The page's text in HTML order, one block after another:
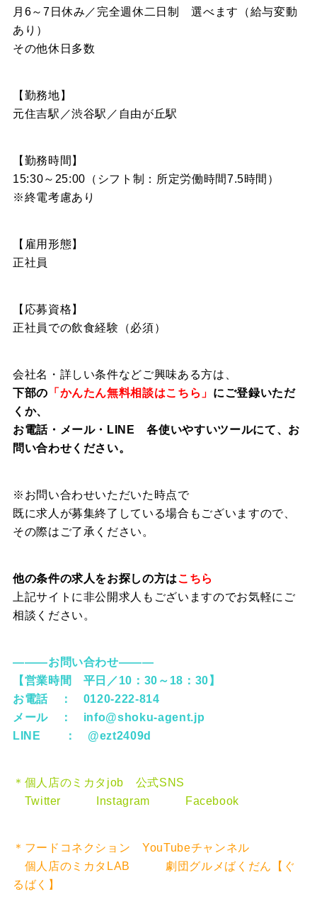
月6～7日休み／完全週休二日制 選べます（給与変動
あり）
その他休日多数
【勤務地】
元住吉駅／渋谷駅／自由が丘駅
【勤務時間】
15:30～25:00（シフト制：所定労働時間7.5時間）
※終電考慮あり
【雇用形態】
正社員
【応募資格】
正社員での飲食経験（必須）
会社名・詳しい条件などご興味ある方は、
下部の 「かんたん無料相談はこちら」 にご登録いただ
くか、
お電話・メール・LINE 各使いやすいツールにて、お
問い合わせください。
※お問い合わせいただいた時点で
既に求人が募集終了している場合もございますので、
その際はご了承ください。
他の条件の求人をお探しの方はこちら
上記サイトに非公開求人もございますのでお気軽にご
相談ください。
―――お問い合わせ―――
【営業時間 平日／10：30～18：30】
お電話 ： 0120-222-814
メール ： info@shoku-agent.jp
LINE ： @ezt2409d
＊個人店のミカタjob 公式SNS
Twitter
Instagram Facebook
＊フードコネクション YouTubeチャンネル
個人店のミカタLAB
劇団グルメばくだん【ぐ
るばく】